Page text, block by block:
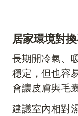
居家環境對
長期開冷氣、
穩定，但也容
會讓皮膚與毛
建議室內相對